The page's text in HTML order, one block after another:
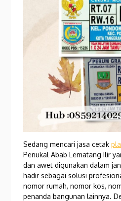
Sedang mencari jasa cetak
Penukal Abab Lematang Ilir
dan awet digunakan dalam
hadir sebagai solusi
nomor rumah, nomor kos,
penanda bangunan lainnya.